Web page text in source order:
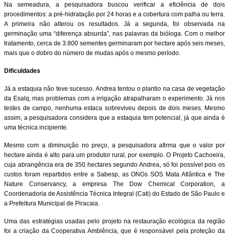
Na semeadura, a pesquisadora buscou verificar a eficiência de dois
procedimentos: a pré-hidratação por 24 horas e a cobertura com palha ou terra.
A primeira não alterou os resultados. Já a segunda, foi observada na
germinação uma “diferença absurda”, nas palavras da bióloga. Com o melhor
tratamento, cerca de 3.800 sementes germinaram por hectare após seis meses,
mais que o dobro do número de mudas após o mesmo período.
Dificuldades
Já a estaquia não teve sucesso. Andrea tentou o plantio na casa de vegetação
da Esalq, mas problemas com a irrigação atrapalharam o experimento. Já nos
testes de campo, nenhuma estaca sobreviveu depois de dois meses. Mesmo
assim, a pesquisadora considera que a estaquia tem potencial, já que ainda é
uma técnica incipiente.
Mesmo com a diminuição no preço, a pesquisadora afirma que o valor por
hectare ainda é alto para um produtor rural, por exemplo. O Projeto Cachoeira,
cuja abrangência era de 350 hectares segundo Andrea, só foi possível pois os
custos foram repartidos entre a Sabesp, as ONGs SOS Mata Atlântica e The
Nature Conservancy, a empresa The Dow Chemical Corporation, a
Coordenadoria de Assistência Técnica Integral (Cati) do Estado de São Paulo e
a Prefeitura Municipal de Piracaia.
Uma das estratégias usadas pelo projeto na restauração ecológica da região
foi a criação da Cooperativa Ambiência, que é responsável pela proteção da